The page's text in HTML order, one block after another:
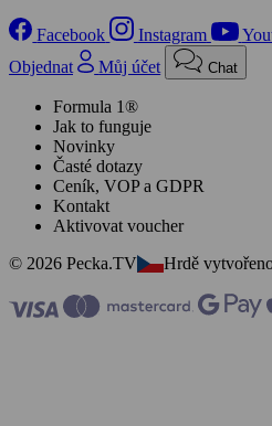
Facebook Instagram
Objednat
Můj účet Chat
Formula 1®
Jak to funguje
Novinky
Časté dotazy
Ceník, VOP a GDPR
Kontakt
Aktivovat voucher
© 2026 Pecka.TV
Hrdě